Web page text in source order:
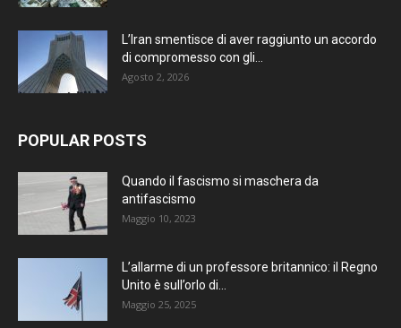
L’Iran smentisce di aver raggiunto un accordo
di compromesso con gli...
Agosto 2, 2026
POPULAR POSTS
Quando il fascismo si maschera da
antifascismo
Maggio 10, 2023
L’allarme di un professore britannico: il Regno
Unito è sull’orlo di...
Maggio 25, 2025